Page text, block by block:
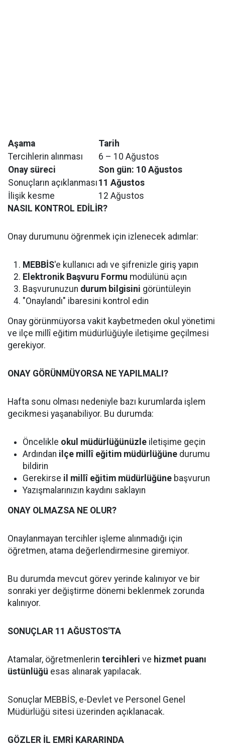
Aşama
Tarih
Tercihlerin alınması
6 – 10 Ağustos
Onay süreci
Son gün: 10 Ağustos
Sonuçların açıklanması 11 Ağustos
İlişik kesme
12 Ağustos
NASIL KONTROL EDİLİR?
Onay durumunu öğrenmek için izlenecek adımlar:
MEBBİS'e kullanıcı adı ve şifrenizle giriş yapın
Elektronik Başvuru Formu modülünü açın
Başvurunuzun durum bilgisini görüntüleyin
"Onaylandı" ibaresini kontrol edin
Onay görünmüyorsa vakit kaybetmeden okul yönetimi
ve ilçe millî eğitim müdürlüğüyle iletişime geçilmesi
gerekiyor.
ONAY GÖRÜNMÜYORSA NE YAPILMALI?
Hafta sonu olması nedeniyle bazı kurumlarda işlem
gecikmesi yaşanabiliyor. Bu durumda:
Öncelikle okul müdürlüğünüzle iletişime geçin
Ardından ilçe millî eğitim müdürlüğüne durumu
bildirin
Gerekirse il millî eğitim müdürlüğüne başvurun
Yazışmalarınızın kaydını saklayın
ONAY OLMAZSA NE OLUR?
Onaylanmayan tercihler işleme alınmadığı için
öğretmen, atama değerlendirmesine giremiyor.
Bu durumda mevcut görev yerinde kalınıyor ve bir
sonraki yer değiştirme dönemi beklenmek zorunda
kalınıyor.
SONUÇLAR 11 AĞUSTOS'TA
Atamalar, öğretmenlerin tercihleri ve hizmet puanı
üstünlüğü esas alınarak yapılacak.
Sonuçlar MEBBİS, e-Devlet ve Personel Genel
Müdürlüğü sitesi üzerinden açıklanacak.
GÖZLER İL EMRİ KARARINDA